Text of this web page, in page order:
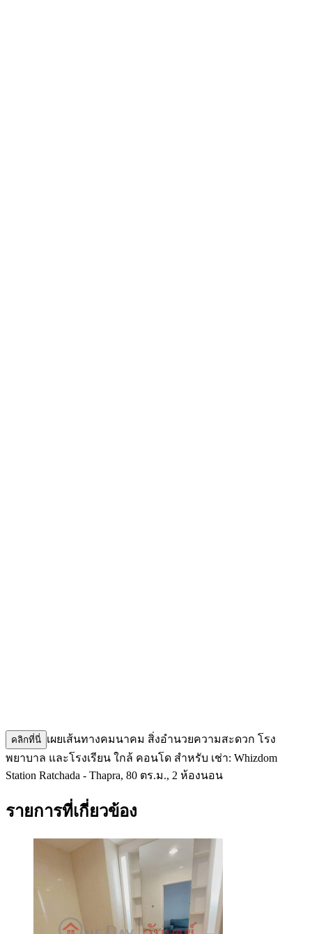
คลิกที่นี่ เผยเส้นทางคมนาคม สิ่งอำนวยความสะดวก โรง
พยาบาล และโรงเรียน ใกล้ คอนโด สำหรับ เช่า: Whizdom
Station Ratchada - Thapra, 80 ตร.ม., 2 ห้องนอน
รายการที่เกี่ยวข้อง